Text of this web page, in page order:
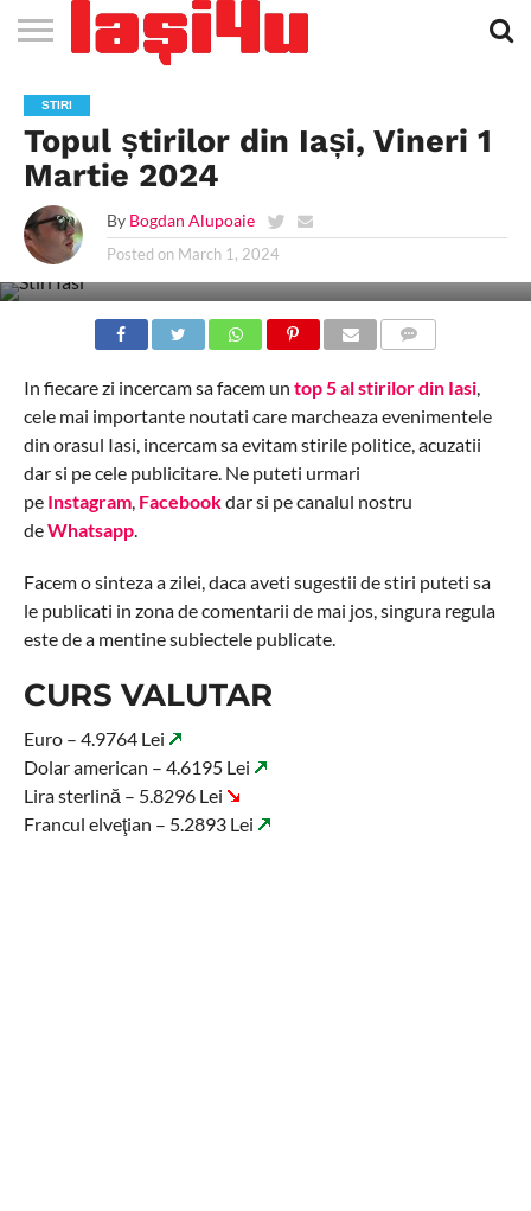
STIRI
APARTAMENTE
NOI IASI
STIRI
IASI
JOBS
IN
IASI
FILME
LA
CINEMA
CLUBURI /
DISCOTECI
BARURI /
CAFENELE
SALI DE
FORTA
SI
FITNESS
SALOANE DE
INFRUMUSETARE
AGENTII
DE
TURISM
IASI
RESTAURANTE
IN IASI
PIZZA
IN
IASI
PISCINA
IN IASI
FLORARII
RADIO
LIVE
IN IASI
SPALATORII
AUTO
TRACTARI
AUTO
TAXI
IN
IASI
CINEMA
TEATRU
HOTELURI
/
PENSIUNI
TEREN
SPORTIV
TEREN
TENIS
IASI
FARMACII
NON
STOP
COFFEE-
TO-GO
FIRME DE
PUBLICITATE
RENT
A
CAR
STIRI
Topul știrilor din Iași, Vineri 1
Martie 2024
By Bogdan Alupoaie
Posted on March 1, 2024
In fiecare zi incercam sa facem un top 5 al stirilor din Iasi,
cele mai importante noutati care marcheaza evenimentele
din orasul Iasi, incercam sa evitam stirile politice, acuzatii
dar si pe cele publicitare. Ne puteti urmari
pe Instagram, Facebookdar si pe canalul nostru
deWhatsapp.
Facem o sinteza a zilei, daca aveti sugestii de stiri puteti sa
le publicati in zona de comentarii de mai jos, singura regula
este de a mentine subiectele publicate.
CURS VALUTAR
Euro – 4.9764 Lei
Dolar american – 4.6195 Lei
Lira sterlină – 5.8296 Lei
Francul elveţian – 5.2893 Lei